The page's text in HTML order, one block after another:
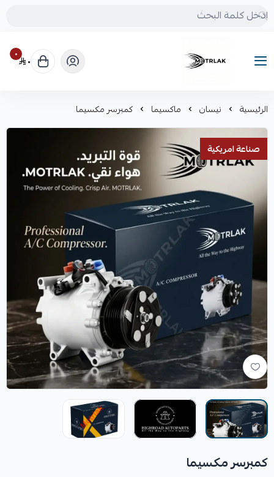
Motrlak
٠ ٠
الرئيسية نيسان ماكسيما كمبرسر مكسيما
صناعة امريكية
كمبرسر مكسيما